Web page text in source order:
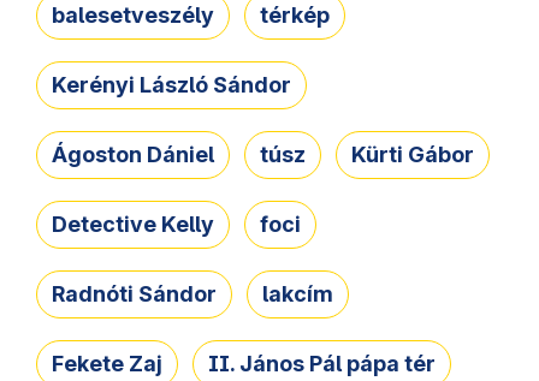
balesetveszély térkép
Kerényi László Sándor
Ágoston Dániel túsz Kürti Gábor
Detective Kelly foci
Radnóti Sándor lakcím
Fekete Zaj II. János Pál pápa tér